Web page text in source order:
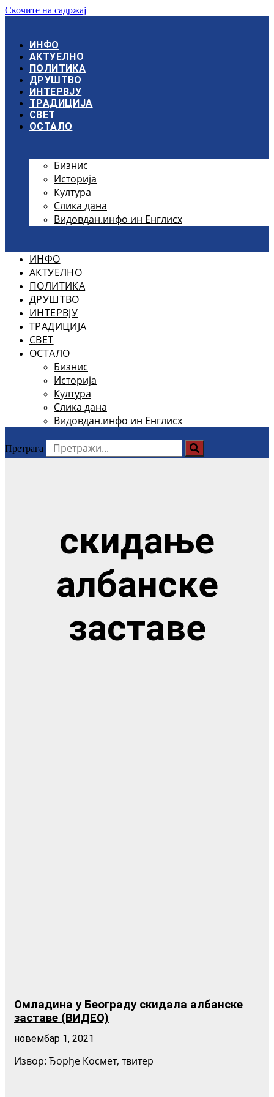
Скочите на садржај
ИНФО
АКТУЕЛНО
ПОЛИТИКА
ДРУШТВО
ИНТЕРВЈУ
ТРАДИЦИЈА
СВЕТ
ОСТАЛО
Бизнис
Историја
Култура
Слика дана
Видовдан.инфо ин Енглисх
ИНФО
АКТУЕЛНО
ПОЛИТИКА
ДРУШТВО
ИНТЕРВЈУ
ТРАДИЦИЈА
СВЕТ
ОСТАЛО
Бизнис
Историја
Култура
Слика дана
Видовдан.инфо ин Енглисх
Претрага
скидање
албанске
заставе
Омладина у Београду скидала албанске
заставе (ВИДЕО)
новембар 1, 2021
Извор: Ђорђе Космет, твитер